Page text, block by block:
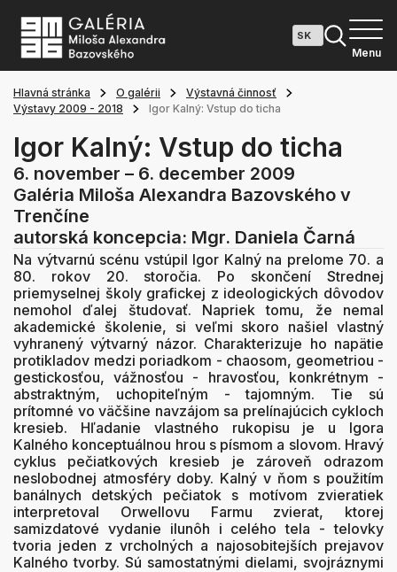
Menu
Hlavná stránka O galérii
Výstavná činnosť
Výstavy 2009 - 2018
Igor Kalný: Vstup do ticha
Igor Kalný: Vstup do ticha
6. november – 6. december 2009
Galéria Miloša Alexandra Bazovského v
Trenčíne
autorská koncepcia: Mgr. Daniela Čarná
Na výtvarnú scénu vstúpil Igor Kalný na prelome 70. a
80. rokov 20. storočia. Po skončení Strednej
priemyselnej školy grafickej z ideologických dôvodov
nemohol ďalej študovať. Napriek tomu, že nemal
akademické školenie, si veľmi skoro našiel vlastný
vyhranený výtvarný názor. Charakterizuje ho napätie
protikladov medzi poriadkom - chaosom, geometriou -
gestickosťou, vážnosťou - hravosťou, konkrétnym -
abstraktným, uchopiteľným - tajomným. Tie sú
prítomné vo väčšine navzájom sa prelínajúcich cykloch
kresieb. Hľadanie vlastného rukopisu je u Igora
Kalného konceptuálnou hrou s písmom a slovom. Hravý
cyklus pečiatkových kresieb je zároveň odrazom
neslobodnej atmosféry doby. Kalný v ňom s použitím
banálnych detských pečiatok s motívom zvieratiek
interpretoval Orwellovu Farmu zvierat, ktorej
samizdatové vydanie ilunôh i celého tela - telovky
tvoria jeden z vrcholných a najosobitejších prejavov
Kalného tvorby. Sú samostatnými dielami, svojráznymi